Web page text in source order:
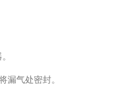
将漏气处密封。